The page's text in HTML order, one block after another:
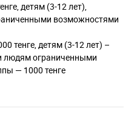
детям (3-12 лет),
возможностями
тенге, детям (3-12 лет) –
людям ограниченными
— 1000 тенге